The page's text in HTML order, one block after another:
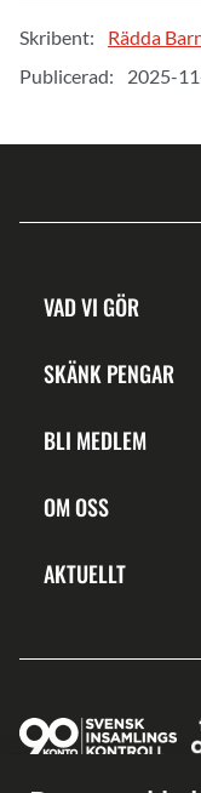
Skribent:
Rädda
Publicerad:
2025-
VAD VI GÖR
SKÄNK PENGAR
BLI MEDLEM
OM OSS
AKTUELLT